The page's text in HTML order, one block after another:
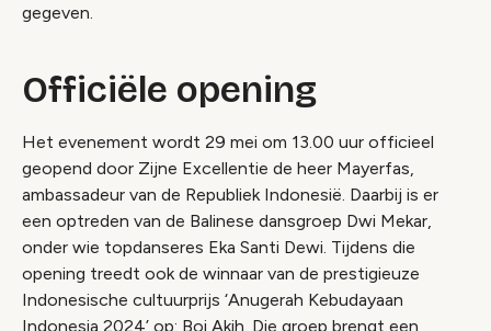
gegeven.
Officiële opening
Het evenement wordt 29 mei om 13.00 uur officieel
geopend door Zijne Excellentie de heer Mayerfas,
ambassadeur van de Republiek Indonesië. Daarbij is er
een optreden van de Balinese dansgroep Dwi Mekar,
onder wie topdanseres Eka Santi Dewi. Tijdens die
opening treedt ook de winnaar van de prestigieuze
Indonesische cultuurprijs ‘Anugerah Kebudayaan
Indonesia 2024’ op: Boi Akih. Die groep brengt een